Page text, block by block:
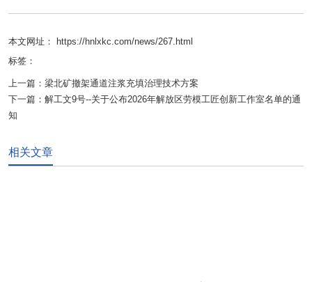
本文网址： https://hnlxkc.com/news/267.html
标签：
上一篇： 梁北矿撤架通道注浆充填治理技术方案
下一篇： 解工文9号--关于公布2026年解放区劳模工匠创新工作室名单的通
知
相关文章